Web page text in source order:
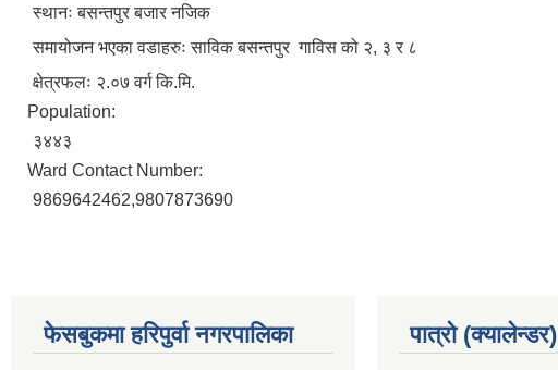
स्थानः बसन्तपुर बजार नजिक
समायोजन भएका वडाहरुः साविक बसन्तपुर गाविस को २, ३ र ८
क्षेत्रफलः २.०७ वर्ग कि.मि.
Population:
३४४३
Ward Contact Number:
9869642462,9807873690
फेसबुकमा हरिपुर्वा नगरपालिका पात्रो (क्यालेन्डर)